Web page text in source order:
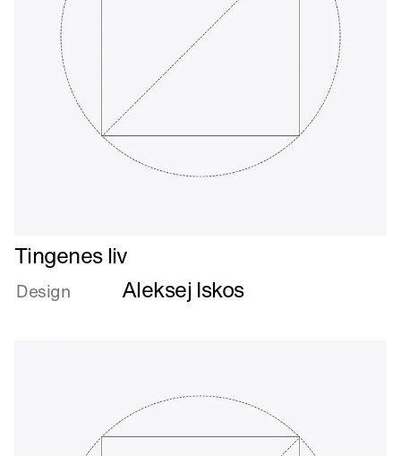
Læs
mere
om
Tingenes liv
Design Aleksej Iskos